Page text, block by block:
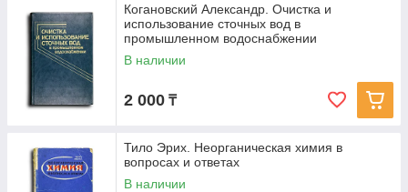
Когановский Александр. Очистка и
использование сточных вод в
промышленном водоснабжении
В наличии
2 000 ₸
Тило Эрих. Неорганическая химия в
вопросах и ответах
В наличии